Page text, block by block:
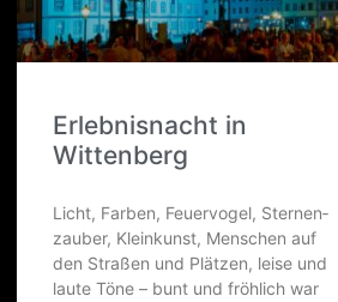
Erleb­nis­nacht in
Wittenberg
Licht, Far­ben, Feu­er­vo­gel, Ster­nen­
zau­ber, Klein­kunst, Men­schen auf
den Stra­ßen und Plät­zen, lei­se und
lau­te Töne – bunt und fröh­lich war